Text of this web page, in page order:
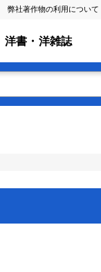
弊社著作物の利用について
洋書・洋雑誌